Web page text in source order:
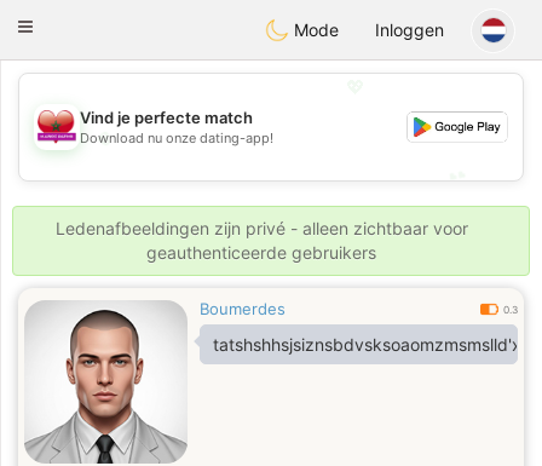
Maroc Dating
Toggle
Mode Inloggen
💖
💕
Vind je perfecte match
Download nu onze dating-app!
Ledenafbeeldingen zijn privé - alleen zichtbaar voor
geauthenticeerde gebruikers
Boumerdes 0.3